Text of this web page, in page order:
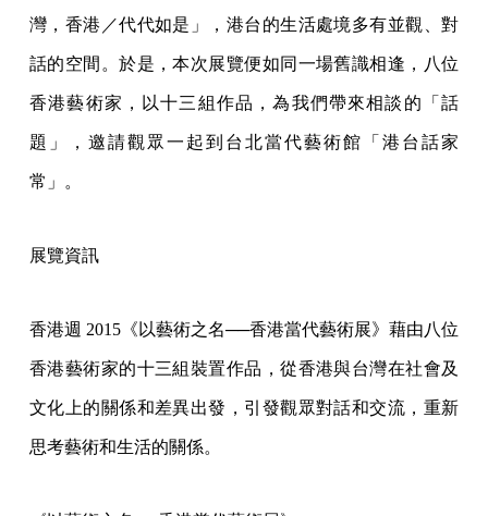
灣，香港／代代如是」，港台的生活處境多有並觀、對
話的空間。於是，本次展覽便如同一場舊識相逢，八位
香港藝術家，以十三組作品，為我們帶來相談的「話
題」，邀請觀眾一起到台北當代藝術館「港台話家
常」。
展覽資訊
香港週 2015《以藝術之名──香港當代藝術展》藉由八位
香港藝術家的十三組裝置作品，從香港與台灣在社會及
文化上的關係和差異出發，引發觀眾對話和交流，重新
思考藝術和生活的關係。